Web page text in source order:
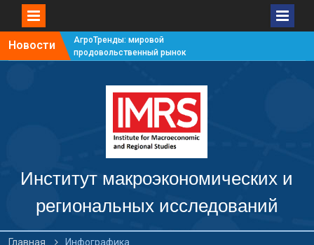
Новости
АгроТренды: мировой
продовольственный рынок
продовольственный рынок
АгроТренды: мировой
продовольственный рынок
АгроТренды: мировой
#4
Институт макроэкономических и
региональных исследований
Главная Инфографика